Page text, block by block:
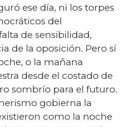
ese día, ni los torpes
del
de sensibilidad,
de la oposición. Pero sí
o la mañana
desde el costado de
sombrío para el futuro.
gobierna la
como la noche